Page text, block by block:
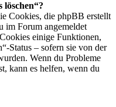
Cookies, die phpBB erstellt
im Forum angemeldet
einige Funktionen,
Status – sofern sie von der
Wenn du Probleme
kann es helfen, wenn du